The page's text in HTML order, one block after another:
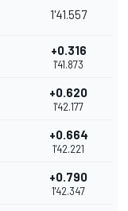
1'41.557
+0.316
1'41.873
+0.620
1'42.177
+0.664
1'42.221
+0.790
1'42.347